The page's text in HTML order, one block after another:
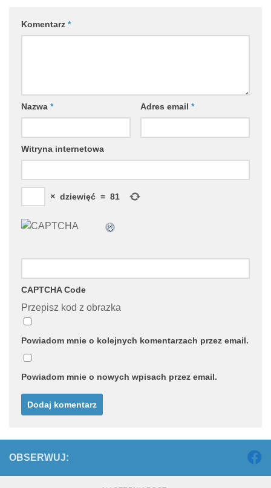
Komentarz *
Nazwa * Adres email *
Witryna internetowa
× dziewięć = 81
CAPTCHA Code
Przepisz kod z obrazka
Powiadom mnie o kolejnych komentarzach przez email.
Powiadom mnie o nowych wpisach przez email.
OBSERWUJ: